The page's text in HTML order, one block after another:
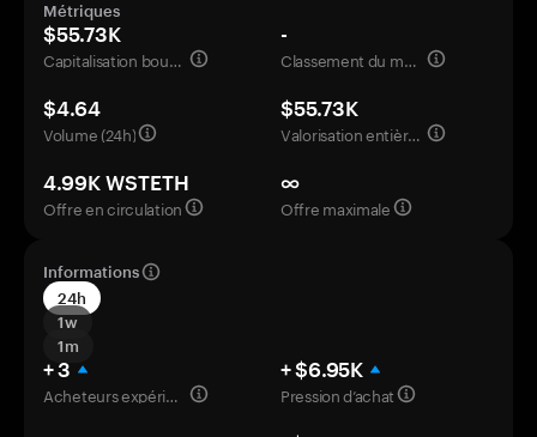
Métriques
$55.73K
Capitalisation boursière
-
Classement du marché
$4.64
Volume (24h)
$55.73K
Valorisation entièrement diluée
4.99K WSTETH
Offre en circulation
∞
Offre maximale
Informations
24h
1w
1m
+ 3
Acheteurs expérimentés
+ $6.95K
Pression d’achat